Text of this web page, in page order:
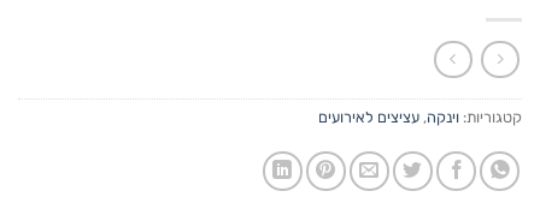
קטגוריות: וינקה, עציצים לאירועים